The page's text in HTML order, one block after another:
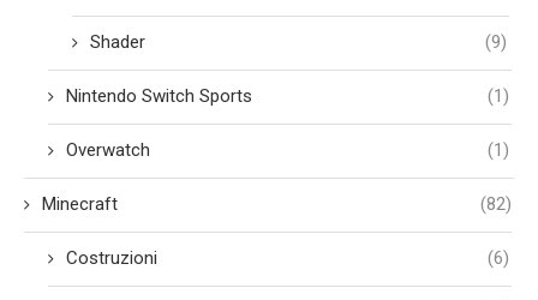
Shader (9)
Nintendo Switch Sports (1)
Overwatch (1)
Minecraft (82)
Costruzioni (6)